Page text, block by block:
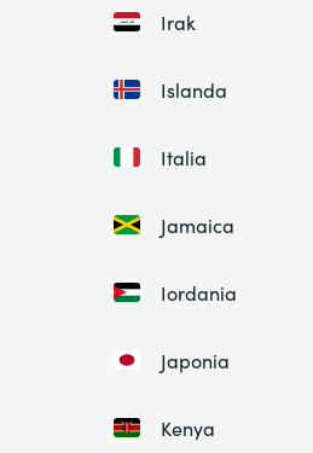
Irak
Islanda
Italia
Jamaica
Iordania
Japonia
Kenya